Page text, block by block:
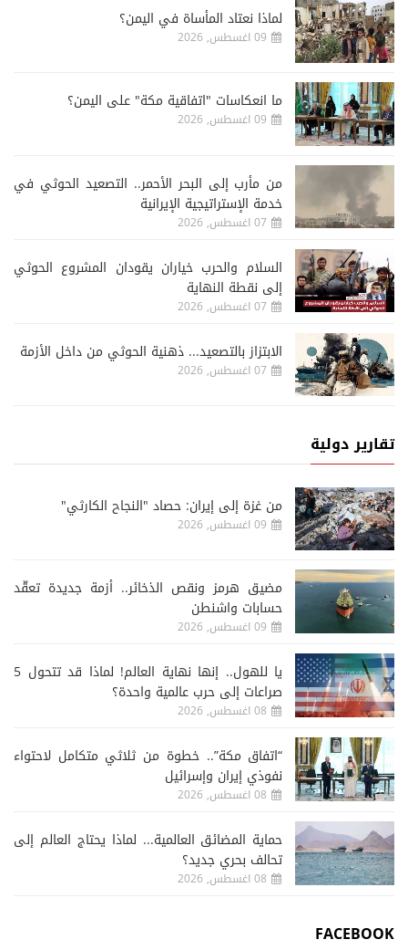
لماذا نعتاد المأساة في اليمن؟
09 اغسطس, 2026
ما انعكاسات "اتفاقية مكة" على اليمن؟
09 اغسطس, 2026
من مأرب إلى البحر الأحمر.. التصعيد الحوثي في
خدمة الإستراتيجية الإيرانية
07 اغسطس, 2026
السلام والحرب خياران يقودان المشروع الحوثي
إلى نقطة النهاية
07 اغسطس, 2026
الابتزاز بالتصعيد... ذهنية الحوثي من داخل الأزمة
07 اغسطس, 2026
تقارير دولية
من غزة إلى إيران: حصاد "النجاح الكارثي"
09 اغسطس, 2026
مضيق هرمز ونقص الذخائر.. أزمة جديدة تعقّد
حسابات واشنطن
09 اغسطس, 2026
يا للهول.. إنها نهاية العالم! لماذا قد تتحول 5
صراعات إلى حرب عالمية واحدة؟
08 اغسطس, 2026
“اتفاق مكة”.. خطوة من ثلاثي متكامل لاحتواء
نفوذي إيران وإسرائيل
08 اغسطس, 2026
حماية المضائق العالمية... لماذا يحتاج العالم إلى
تحالف بحري جديد؟
08 اغسطس, 2026
FACEBOOK